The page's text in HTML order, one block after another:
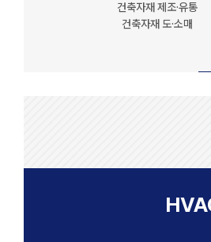
건축자재 제조·유통
건축자재 도·소매